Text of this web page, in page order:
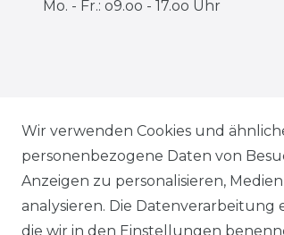
Mo. - Fr.: o9.oo - 17.oo Uhr
Wir verwenden Cookies und
personenbezogene Daten von
Anzeigen zu personalisieren,
analysieren. Die
die wir in den Einstellungen